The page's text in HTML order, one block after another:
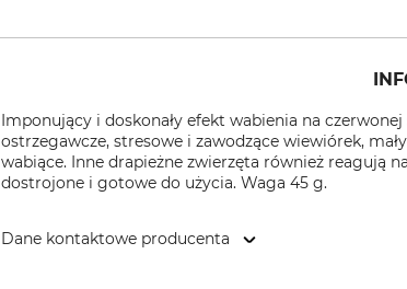
Imponujący i doskonały efekt wabienia na
ostrzegawcze, stresowe i zawodzące wiewiórek,
wabiące. Inne drapieżne zwierzęta również reagują
dostrojone i gotowe do użycia. Waga 45 g.
Dane kontaktowe producenta